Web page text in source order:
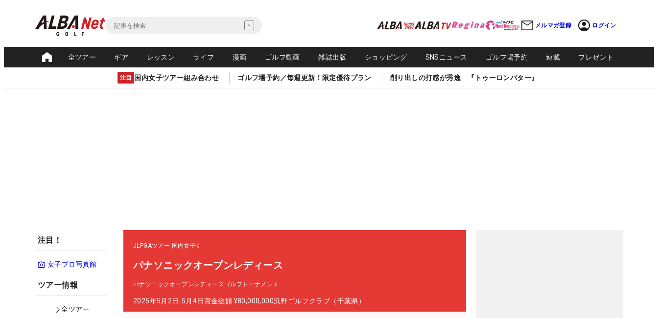
メルマガ登録 ログイン
全ツアー ギア レッスン ライフ 漫画 ゴルフ動画 雑誌出版 ショッピング SNSニュース ゴルフ場予約 連載 プレゼント
注目 国内女子ツアー組み合わせ ゴルフ場予約／毎週更新！限定優待プラン 削り出しの打感が秀逸 『トゥーロンパター』
注目！
女子プロ写真館
ツアー情報
全ツアー
JLPGAツアー 国内女子
パナソニックオープンレディース
パナソニックオープンレディースゴルフトーナメント
2025年5月2日-5月4日賞金総額 ¥80,000,000浜野ゴルフクラブ（千葉県）